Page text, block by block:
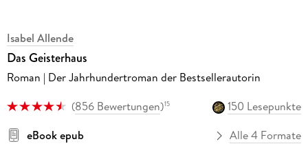
Isabel Allende
Das Geisterhaus
Roman | Der Jahrhundertroman der Bestsellerautorin
(856 Bewertungen)15
150 Lesepunkte
eBook epub
Alle 4 Formate